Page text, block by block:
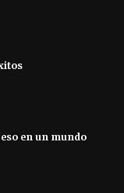
en un mundo